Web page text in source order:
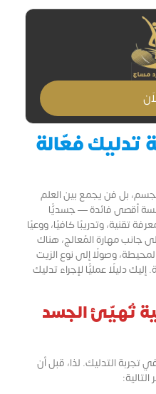
فعّالة
بل فنٌّ يجمع بين العلم
أقصى فائدة — جسديًّا
تقنية، وتدريبًا كافيًا، ووعيًا
جانب مهارة المُعالج، هناك
وصولًا إلى نوع الزيت
دليلًا عمليًّا لإجراء تدليك
تُهيّئ الجسد
تجربة التدليك. لذا، قبل أن